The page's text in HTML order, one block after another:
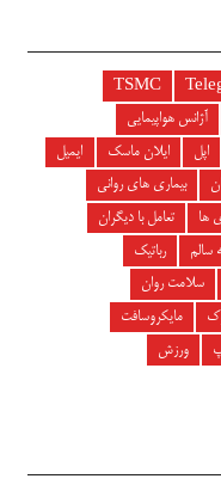
TSMC
آژانس هواپیمایی
اپل ایلان ماسک
ایمیل
بیماری های روانی
ها
تعامل با دیگران
سالم
رباتیک
سلامت روان
مایکروسافت
ورزش